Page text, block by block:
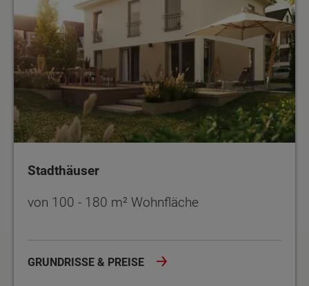
Stadthäuser
von 100 - 180 m² Wohnfläche
GRUNDRISSE & PREISE